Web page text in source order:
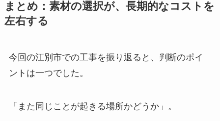
まとめ：素材の選択が、長期的なコストを
左右する
今回の江別市での工事を振り返ると、判断のポイ
ントは一つでした。
「また同じことが起きる場所かどうか」。